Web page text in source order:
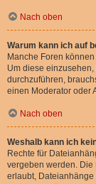
Nach oben
Warum kann ich auf
Manche Foren
Um diese
durchzuführen,
einen Moderator oder
Nach oben
Weshalb kann ich
Rechte für
vergeben werden.
erlaubt,